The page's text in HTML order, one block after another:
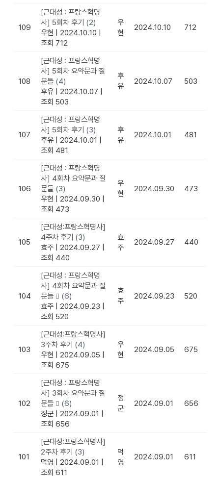
109
[근대성 : 프랑스혁명
사] 5회차 후기 (2)
우현
2024.10.10
조회 712
우
현
2024.10.10 712
108
[근대성 : 프랑스혁명
사] 5회차 요약문과 질
문들 (4)
후유
2024.10.07
조회 503
후
유
2024.10.07 503
107
[근대성 : 프랑스혁명
사] 5회차 후기 (3)
후유
2024.10.01
조회 481
후
유
2024.10.01 481
106
[근대성 : 프랑스혁명
사] 4회차 요약문과 질
문들 (3)
우현
2024.09.30
조회 473
우
현
2024.09.30 473
105
[근대성:프랑스혁명사]
4주차 후기 (3)
효주
2024.09.27
조회 440
효
주
2024.09.27 440
104
[근대성 : 프랑스혁명
사] 4회차 요약문과 질
문들
(6)
효주
2024.09.23
조회 520
효
주
2024.09.23 520
103
[근대성:프랑스혁명사]
3주차 후기 (4)
우현
2024.09.05
조회 675
우
현
2024.09.05 675
102
[근대성 : 프랑스혁명
사] 3회차 요약문과 질
문들
(6)
정군
2024.09.01
조회 656
정
군
2024.09.01 656
101
[근대성:프랑스혁명사]
2주차 후기 (3)
덕영
2024.09.01
조회 611
덕
영
2024.09.01 611